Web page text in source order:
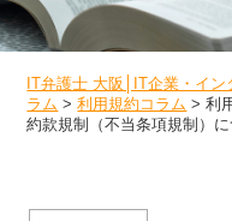
IT弁護士 大阪│IT企業・イ
ラム >利用規約コラム >利
約款規制（不当条項規制）